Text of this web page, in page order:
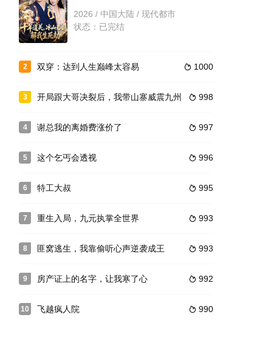
2026 / 中国大陆 / 现代都市
状态：已完结
2  1000
双穿：达到人生巅峰太容易
3  998
开局跟大哥决裂后，我带山寨威震九州
4  997
谢总我的离婚费涨价了
5  996
这个乞丐会透视
6  995
特工大叔
7  993
重生入局，九元执掌全世界
8  993
匪窝逃生，我靠偷听心声逆袭成王
9  992
房产证上的名字，让我寒了心
10  990
飞越疯人院